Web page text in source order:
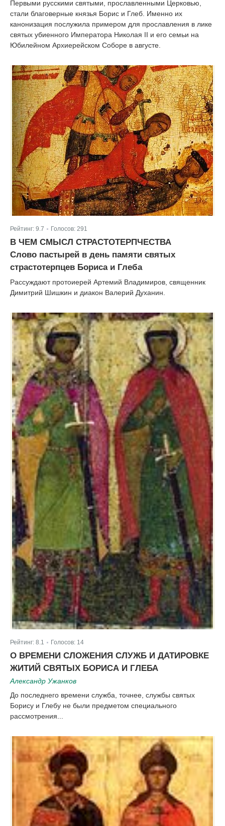
Первыми русскими святыми, прославленными Церковью,
стали благоверные князья Борис и Глеб. Именно их
канонизация послужила примером для прославления в лике
святых убиенного Императора Николая II и его семьи на
Юбилейном Архиерейском Соборе в августе.
Рейтинг: 9.7 Голосов: 291
В ЧЕМ СМЫСЛ СТРАСТОТЕРПЧЕСТВА
Слово пастырей в день памяти святых
страстотерпцев Бориса и Глеба
Рассуждают протоиерей Артемий Владимиров, священник
Димитрий Шишкин и диакон Валерий Духанин.
Рейтинг: 8.1 Голосов: 14
О ВРЕМЕНИ СЛОЖЕНИЯ СЛУЖБ И ДАТИРОВКЕ
ЖИТИЙ СВЯТЫХ БОРИСА И ГЛЕБА
Александр Ужанков
До последнего времени служба, точнее, службы святых
Борису и Глебу не были предметом специального
рассмотрения...